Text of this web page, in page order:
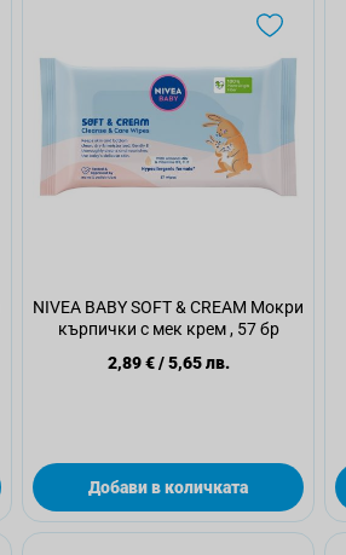
NIVEA BABY SOFT & CREAM Мокри
кърпички с мек крем , 57 бр
2,89 €/5,65 лв.
Добави в количката